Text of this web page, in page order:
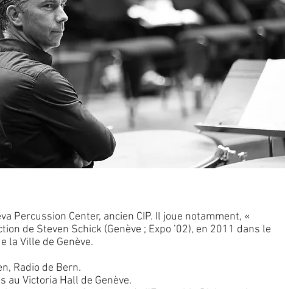
Percussion Center, ancien CIP. Il joue notamment, «
de Steven Schick (Genève ; Expo ’02), en 2011 dans le
la Ville de Genève.
Radio de Bern.
au Victoria Hall de Genève.